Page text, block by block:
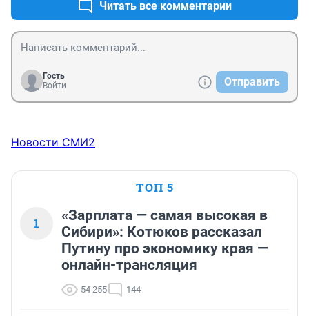
Читать все комментарии
Гость
Войти
Отправить
Новости СМИ2
ТОП 5
1
«Зарплата — самая высокая в
Сибири»: Котюков рассказал
Путину про экономику края —
онлайн-трансляция
54 255 144